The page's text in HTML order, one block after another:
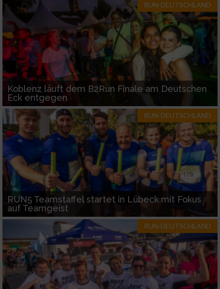
RUN-DEUTSCHLAND
Koblenz läuft dem B2Run Finale am Deutschen
Eck entgegen
RUN-DEUTSCHLAND
RUN5 Teamstaffel startet in Lübeck mit Fokus
auf Teamgeist
RUN-DEUTSCHLAND